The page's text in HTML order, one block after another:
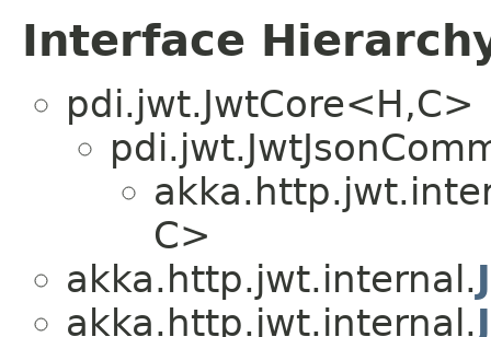
Interface
pdi.jwt.JwtCore<H,​C>
C>
akka.http.jwt.internal.
akka.http.jwt.internal.